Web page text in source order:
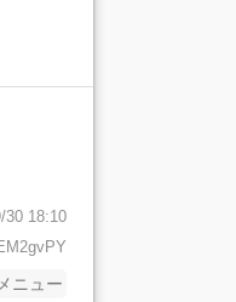
30 18:10
ニュー